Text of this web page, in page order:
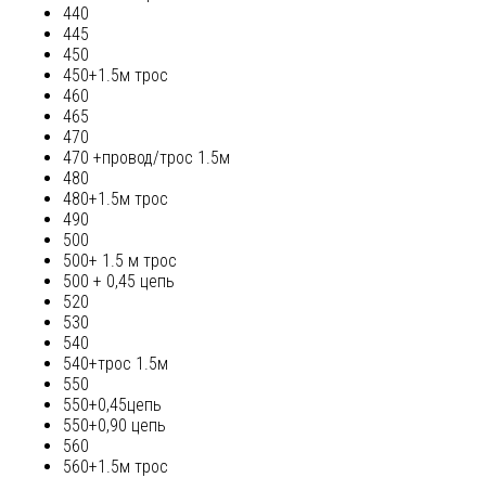
440
445
450
450+1.5м трос
460
465
470
470 +провод/трос 1.5м
480
480+1.5м трос
490
500
500+ 1.5 м трос
500 + 0,45 цепь
520
530
540
540+трос 1.5м
550
550+0,45цепь
550+0,90 цепь
560
560+1.5м трос